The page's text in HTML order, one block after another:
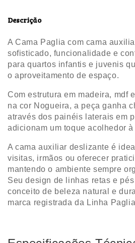
Descrição
A Cama Paglia com cama
sofisticado, funcionalidade e
para quartos infantis e juvenis
o aproveitamento de espaço.
Com estrutura em madeira, mdf
na cor Nogueira, a peça ganha
através dos painéis laterais em
adicionam um toque acolhedor
A cama auxiliar deslizante é
visitas, irmãos ou oferecer
mantendo o ambiente sempre
Seu design de linhas retas e
conceito de beleza natural e
marca registrada da Linha